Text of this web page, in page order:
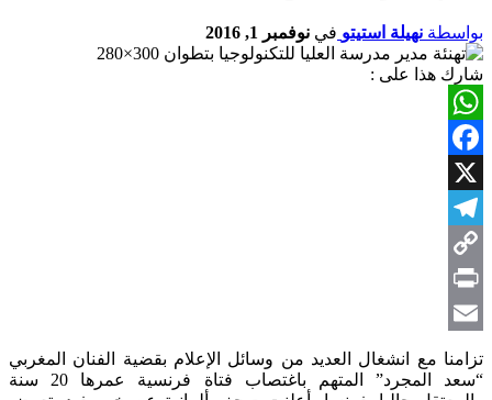
بواسطة نهيلة استيتو في نوفمبر 1, 2016
شارك هذا على :
WhatsApp
Facebook
X
Telegram
Copy
Link
Print
Email
تزامنا مع انشغال العديد من وسائل الإعلام بقضية الفنان المغربي
“سعد المجرد” المتهم باغتصاب فتاة فرنسية عمرها 20 سنة